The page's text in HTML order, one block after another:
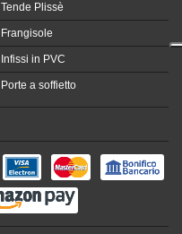
Tende Plissè
Frangisole
Infissi in PVC
Porte a soffietto